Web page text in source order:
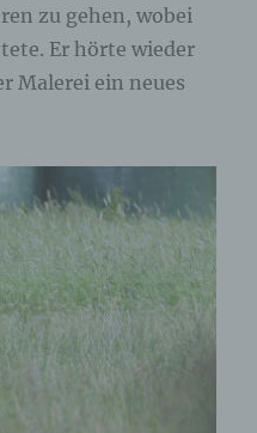
zu gehen, wobei
Er hörte wieder
Malerei ein neues
von gesetzlichen
schnelle
zu unserem
was
Post (E-Mail-
betroffene Person
den
werden die von der
automatisch
Basis von einer
die Verarbeitung
für Zwecke der
zur
Es erfolgt keine